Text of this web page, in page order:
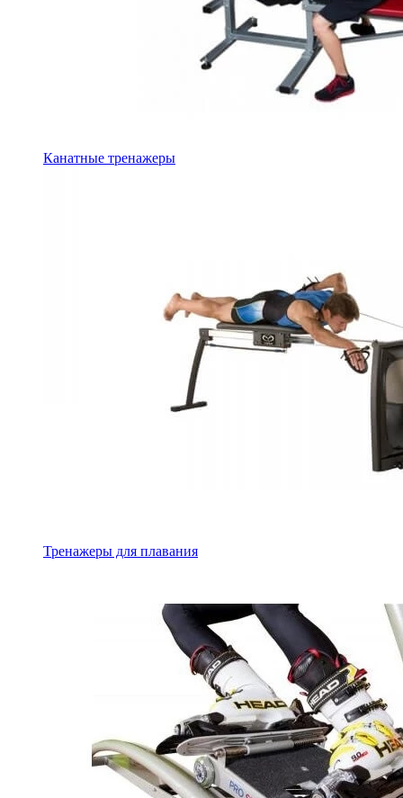
Канатные тренажеры
Тренажеры для плавания